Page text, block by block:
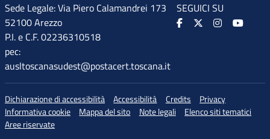
Sede Legale: Via Piero Calamandrei 173
52100 Arezzo
P.I. e C.F. 02236310518
pec:
ausltoscanasudest@postacert.toscana.it
SEGUICI SU
Dichiarazione di accessibilità Accessibilità Credits
Privacy
Informativa cookie
Mappa del sito Note legali
Elenco siti tematici
Aree riservate